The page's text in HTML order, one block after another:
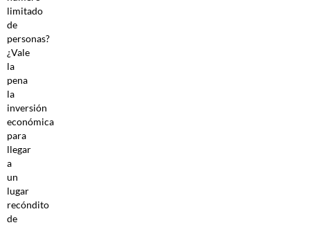
limitado
de
personas?
¿Vale
la
pena
la
inversión
económica
para
llegar
a
un
lugar
recóndito
de